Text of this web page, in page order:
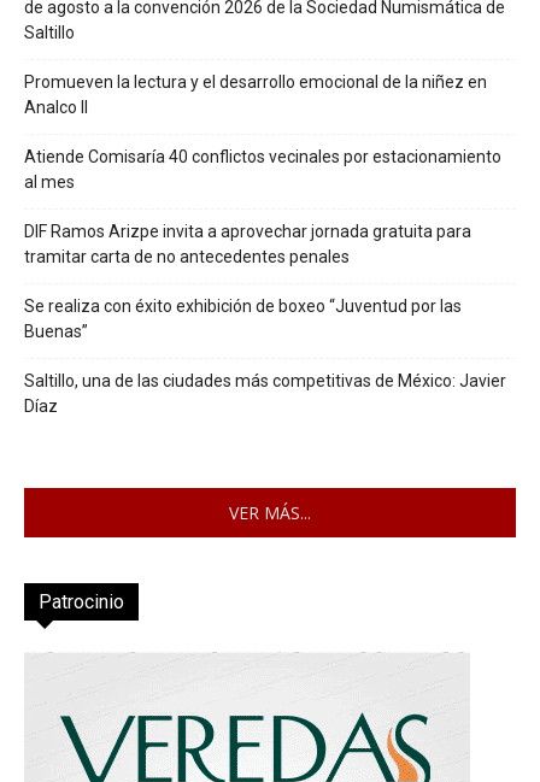
de agosto a la convención 2026 de la Sociedad Numismática de
Saltillo
Promueven la lectura y el desarrollo emocional de la niñez en
Analco II
Atiende Comisaría 40 conflictos vecinales por estacionamiento
al mes
DIF Ramos Arizpe invita a aprovechar jornada gratuita para
tramitar carta de no antecedentes penales
Se realiza con éxito exhibición de boxeo “Juventud por las
Buenas”
Saltillo, una de las ciudades más competitivas de México: Javier
Díaz
VER MÁS...
Patrocinio